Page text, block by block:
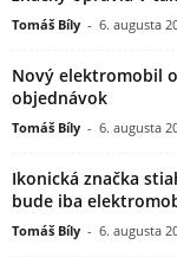
Tomáš Bíly - 6. augusta
Nový elektromobil
objednávok
Tomáš Bíly - 6. augusta
Ikonická značka
bude iba
Tomáš Bíly - 6. augusta